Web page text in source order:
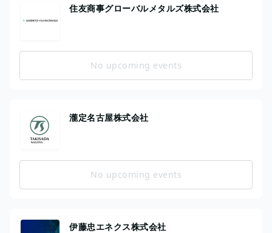
住友商事グローバルメタルズ株式会社
No upcoming events
瀧定名古屋株式会社
No upcoming events
伊藤忠エネクス株式会社